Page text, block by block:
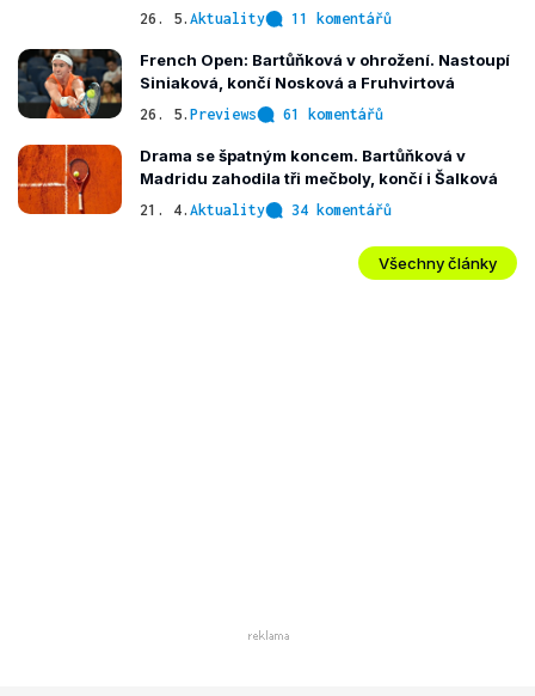
26. 5. Aktuality 11 komentářů
French Open: Bartůňková v ohrožení. Nastoupí
Siniaková, končí Nosková a Fruhvirtová
26. 5. Previews 61 komentářů
Drama se špatným koncem. Bartůňková v
Madridu zahodila tři mečboly, končí i Šalková
21. 4. Aktuality 34 komentářů
Všechny články